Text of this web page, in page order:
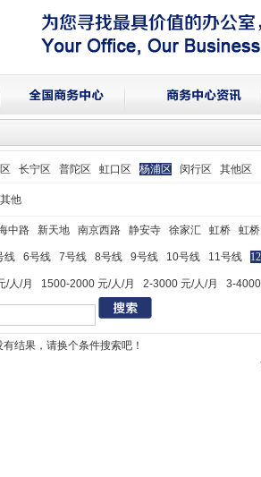
长宁区 普陀区 虹口区 杨浦区 闵行区 其他区
他
中路 新天地 南京西路 静安寺 徐家汇 虹桥 虹
线 6号线 7号线 8号线 9号线 10号线 11号线
/人/月 1500-2000 元/人/月 2-3000 元/人/月 3-
有结果，请换个条件搜索吧！